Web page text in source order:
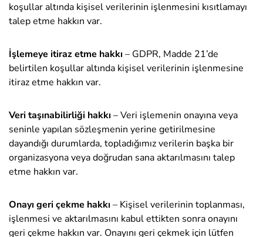
koşullar altında kişisel verilerinin işlenmesini kısıtlamayı
talep etme hakkın var.
İşlemeye itiraz etme hakkı – GDPR, Madde 21’de
belirtilen koşullar altında kişisel verilerinin işlenmesine
itiraz etme hakkın var.
Veri taşınabilirliği hakkı – Veri işlemenin onayına veya
seninle yapılan sözleşmenin yerine getirilmesine
dayandığı durumlarda, topladığımız verilerin başka bir
organizasyona veya doğrudan sana aktarılmasını talep
etme hakkın var.
Onayı geri çekme hakkı – Kişisel verilerinin toplanması,
işlenmesi ve aktarılmasını kabul ettikten sonra onayını
geri çekme hakkın var. Onayını geri çekmek için lütfen